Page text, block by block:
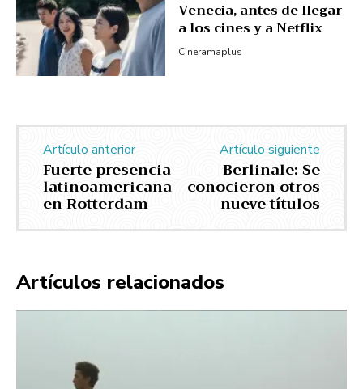
Venecia, antes de llegar
a los cines y a Netflix
Cineramaplus
Artículo anterior
Fuerte presencia
latinoamericana
en Rotterdam
Artículo siguiente
Berlinale: Se
conocieron otros
nueve títulos
Artículos relacionados